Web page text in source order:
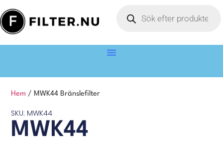
Hem / MWK44 Bränslefilter
SKU: MWK44
MWK44